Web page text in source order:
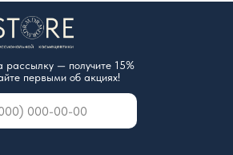
рассылку — получите 15%
первыми об акциях!